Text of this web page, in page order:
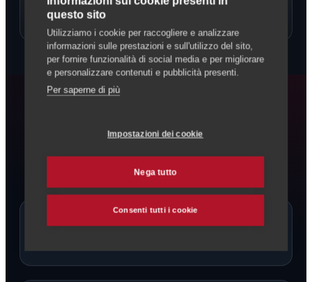
Allevamento Cavalli
Domande frequenti
Ci sono allevatori di Camargue
questo sito
Utilizziamo i cookie per raccogliere e analizzare
informazioni sulle prestazioni e sull'utilizzo del sito,
per fornire funzionalità di social media e per migliorare
e personalizzare contenuti e pubblicità presenti.
Per saperne di più
Impostazioni dei cookie
Nega tutto
Consenti tutti i cookie